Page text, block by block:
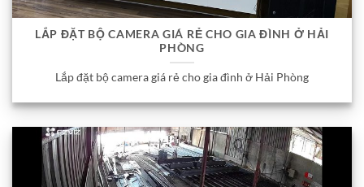
LẮP ĐẶT BỘ CAMERA GIÁ RẺ CHO GIA ĐÌNH Ở HẢI
PHÒNG
Lắp đặt bộ camera giá rẻ cho gia đình ở Hải Phòng